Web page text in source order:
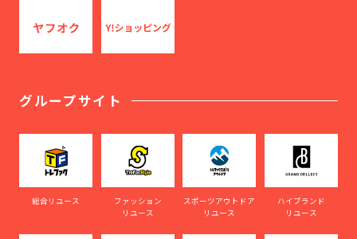
グループサイト
総合リユース
ファッション
リユース
スポーツアウトドア
リユース
ハイブランド
リユース